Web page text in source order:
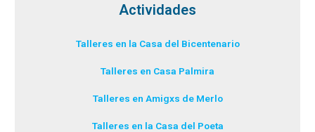
Actividades
Talleres en la Casa del Bicentenario
Talleres en Casa Palmira
Talleres en Amigxs de Merlo
Talleres en la Casa del Poeta